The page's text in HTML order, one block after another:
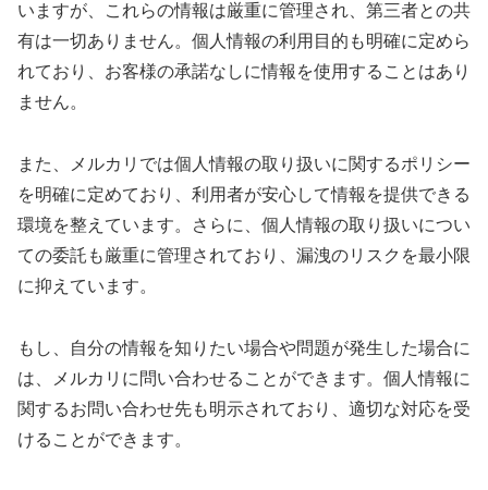
いますが、これらの情報は厳重に管理され、第三者との共
有は一切ありません。個人情報の利用目的も明確に定めら
れており、お客様の承諾なしに情報を使用することはあり
ません。
また、メルカリでは個人情報の取り扱いに関するポリシー
を明確に定めており、利用者が安心して情報を提供できる
環境を整えています。さらに、個人情報の取り扱いについ
ての委託も厳重に管理されており、漏洩のリスクを最小限
に抑えています。
もし、自分の情報を知りたい場合や問題が発生した場合に
は、メルカリに問い合わせることができます。個人情報に
関するお問い合わせ先も明示されており、適切な対応を受
けることができます。